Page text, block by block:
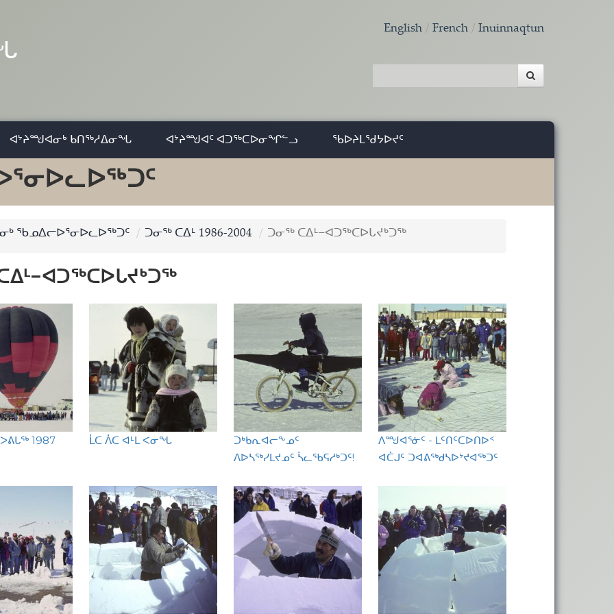
English French Inuinnaqtun
ᐊᔾᔨᙳᐊᓂᒃ ᑲᑎᖅᓱᐃᓂᖓ ᐊᔾᔨᙳᐊᑦ ᐊᑐᖅᑕᐅᓂᖏᓪᓗ ᖃᐅᔨᒪᖁᔭᐅᔪᑦ
ᖃᓄᐃᓕᐅᕐᓂᐅᓚᐅᖅᑐᑦ ᑐᓂᖅ ᑕᐃᒻ 1986-2004 ᑐᓂᖅ ᑕᐃᒻ−ᐊᑐᖅᑕᐅᒐᔪᒃᑐᖅ
1987 ᒫᑕ ᐲᑕ ᐊᒻᒪ ᐸᓂᖓ
ᑐᒃᑲᕆᐊᓕᖕᓄᑦ
ᐱᐅᓴᖅᓯᒪᔪᓄᑦ ᓵᓚᖃᕋᓱᒃᑐᑦ!
ᐱᙳᐊᕐᓃᑦ - ᒪᑦᑎᑦᑕᐅᑎᐅᑉ
ᐊᑖᒍᑦ ᑐᐊᕕᖅᑯᓴᐅᔾᔪᐊᖅᑐᑦ